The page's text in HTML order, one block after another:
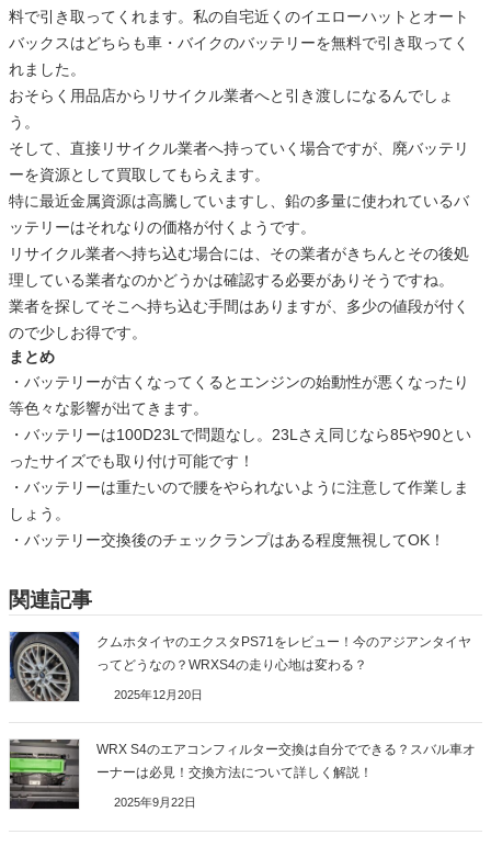
料で引き取ってくれます。私の自宅近くのイエローハットとオート
バックスはどちらも車・バイクのバッテリーを無料で引き取ってく
れました。
おそらく用品店からリサイクル業者へと引き渡しになるんでしょ
う。
そして、直接リサイクル業者へ持っていく場合ですが、廃バッテリ
ーを資源として買取してもらえます。
特に最近金属資源は高騰していますし、鉛の多量に使われているバ
ッテリーはそれなりの価格が付くようです。
リサイクル業者へ持ち込む場合には、その業者がきちんとその後処
理している業者なのかどうかは確認する必要がありそうですね。
業者を探してそこへ持ち込む手間はありますが、多少の値段が付く
ので少しお得です。
まとめ
・バッテリーが古くなってくるとエンジンの始動性が悪くなったり
等色々な影響が出てきます。
・バッテリーは100D23Lで問題なし。23Lさえ同じなら85や90とい
ったサイズでも取り付け可能です！
・バッテリーは重たいので腰をやられないように注意して作業しま
しょう。
・バッテリー交換後のチェックランプはある程度無視してOK！
関連記事
クムホタイヤのエクスタPS71をレビュー！今のアジアンタイヤ
ってどうなの？WRXS4の走り心地は変わる？
2025年12月20日
WRX S4のエアコンフィルター交換は自分でできる？スバル車オ
ーナーは必見！交換方法について詳しく解説！
2025年9月22日